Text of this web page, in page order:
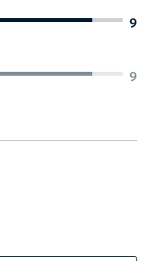
9
9